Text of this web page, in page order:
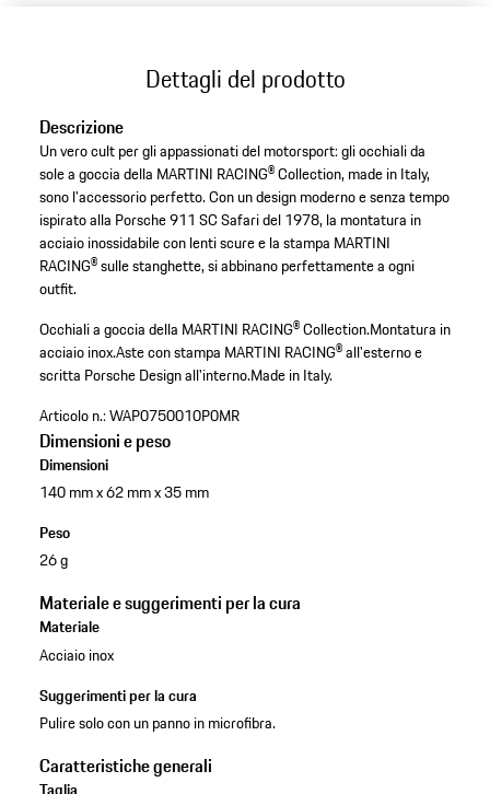
Dettagli del prodotto
Descrizione
Un vero cult per gli appassionati del motorsport: gli occhiali da
sole a goccia della MARTINI RACING® Collection, made in Italy,
sono l'accessorio perfetto. Con un design moderno e senza tempo
ispirato alla Porsche 911 SC Safari del 1978, la montatura in
acciaio inossidabile con lenti scure e la stampa MARTINI
RACING® sulle stanghette, si abbinano perfettamente a ogni
outfit.
Occhiali a goccia della MARTINI RACING® Collection.Montatura in
acciaio inox.Aste con stampa MARTINI RACING® all'esterno e
scritta Porsche Design all'interno.Made in Italy.
Articolo n.:WAP0750010P0MR
Dimensioni e peso
Dimensioni
140 mm x 62 mm x 35 mm
Peso
26 g
Materiale e suggerimenti per la cura
Materiale
Acciaio inox
Suggerimenti per la cura
Pulire solo con un panno in microfibra.
Caratteristiche generali